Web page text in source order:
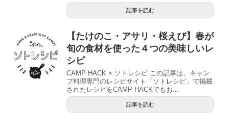
記事を読む
【たけのこ・アサリ・桜えび】春が
旬の食材を使った４つの美味しいレ
シピ
CAMP HACK × ソトレシピ この記事は、キャン
プ料理専門のレシピサイト「ソトレシピ」で掲載
されたレシピをCAMP HACKでもお...
記事を読む